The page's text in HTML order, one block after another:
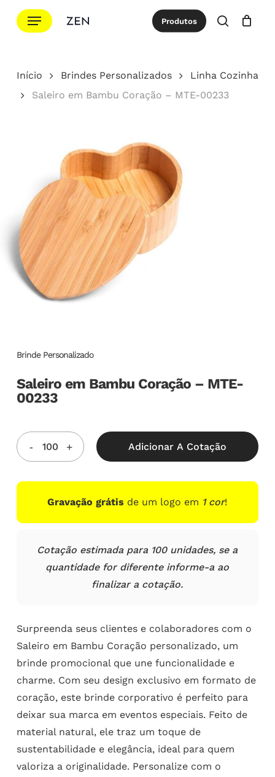
para
principal
Menu Produtos
procurar
Cotação Close
Início Brindes Personalizados
Linha Cozinha
Saleiro em Bambu Coração – MTE-00233
Brinde Personalizado
Saleiro em Bambu Coração – MTE-
00233
Adicionar A Cotação
Gravação grátis de um logo em 1 cor!
Cotação estimada para 100 unidades, se a
quantidade for diferente informe-a ao
finalizar a cotação.
Surpreenda seus clientes e colaboradores com o
Saleiro em Bambu Coração personalizado, um
brinde promocional que une funcionalidade e
charme. Com seu design exclusivo em formato de
coração, este brinde corporativo é perfeito para
deixar sua marca em eventos especiais. Feito de
material natural, ele traz um toque de
sustentabilidade e elegância, ideal para quem
valoriza a originalidade. Personalize com o